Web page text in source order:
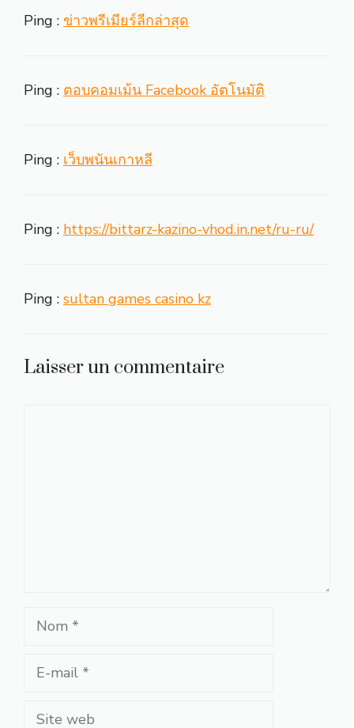
Ping : ข่าวพรีเมียร์ลีกล่าสุด
Ping : ตอบคอมเม้น Facebook อัตโนมัติ
Ping : เว็บพนันเกาหลี
Ping : https://bittarz-kazino-vhod.in.net/ru-ru/
Ping : sultan games casino kz
Laisser un commentaire
Nom
Site